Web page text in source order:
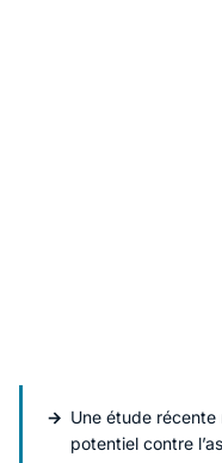
Une étude
potentiel contre